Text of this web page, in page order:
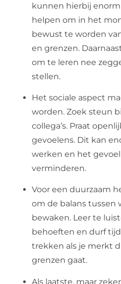
kunnen hierbij
helpen om in het
bewust te worden
en grenzen.
om te leren nee
stellen.
Het sociale aspect
worden. Zoek steun
collega’s. Praat
gevoelens. Dit kan
werken en het
verminderen.
Voor een duurzaam
om de balans tussen
bewaken. Leer te
behoeften en durf
trekken als je merkt
grenzen gaat.
Als laatste, maar